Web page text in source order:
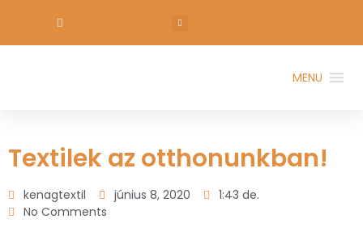
MENU
Textilek az otthonunkban!
kenagtextil június 8, 2020
1:43 de.
No Comments